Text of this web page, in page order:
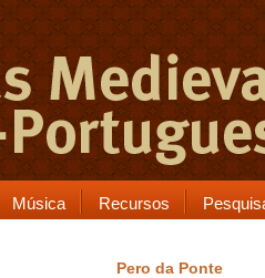
Música Recursos
Pero da Ponte